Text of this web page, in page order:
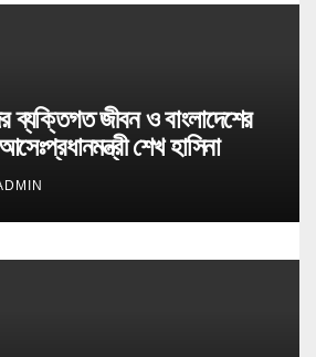
জীবন ও বাংলাদেশের
শেখ হাসিনা